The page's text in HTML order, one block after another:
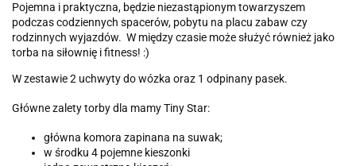
Pojemna i praktyczna, będzie niezastąpionym towarzyszem
podczas codziennych spacerów, pobytu na placu zabaw czy
rodzinnych wyjazdów. W między czasie może służyć również jako
torba na siłownię i fitness! :)
W zestawie 2 uchwyty do wózka oraz 1 odpinany pasek.
Główne zalety torby dla mamy Tiny Star:
główna komora zapinana na suwak;
w środku 4 pojemne kieszonki